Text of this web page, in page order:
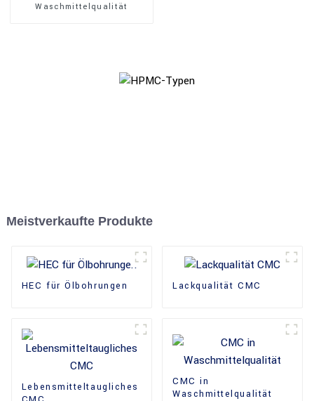
Waschmittelqualität
Meistverkaufte Produkte
HEC für Ölbohrungen Lackqualität CMC
Lebensmitteltaugliches
CMC in
Waschmittelqualität